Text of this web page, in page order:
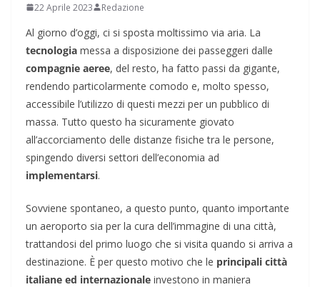
22 Aprile 2023 Redazione
Al giorno d’oggi, ci si sposta moltissimo via aria. La
tecnologia messa a disposizione dei passeggeri dalle
compagnie aeree, del resto, ha fatto passi da gigante,
rendendo particolarmente comodo e, molto spesso,
accessibile l’utilizzo di questi mezzi per un pubblico di
massa. Tutto questo ha sicuramente giovato
all’accorciamento delle distanze fisiche tra le persone,
spingendo diversi settori dell’economia ad
implementarsi.
Sovviene spontaneo, a questo punto, quanto importante
un aeroporto sia per la cura dell’immagine di una città,
trattandosi del primo luogo che si visita quando si arriva a
destinazione. È per questo motivo che le principali città
italiane ed internazionale investono in maniera